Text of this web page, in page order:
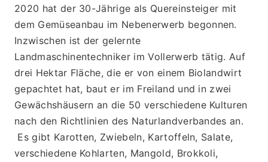
2020 hat der 30-Jährige als Quereinsteiger mit
dem Gemüseanbau im Nebenerwerb begonnen.
Inzwischen ist der gelernte
Landmaschinentechniker im Vollerwerb tätig. Auf
drei Hektar Fläche, die er von einem Biolandwirt
gepachtet hat, baut er im Freiland und in zwei
Gewächshäusern an die 50 verschiedene Kulturen
nach den Richtlinien des Naturlandverbandes an.
Es gibt Karotten, Zwiebeln, Kartoffeln, Salate,
verschiedene Kohlarten, Mangold, Brokkoli,